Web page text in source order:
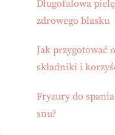
Długofalowa
zdrowego blasku
Jak przygotować
składniki i
Fryzury do
snu?